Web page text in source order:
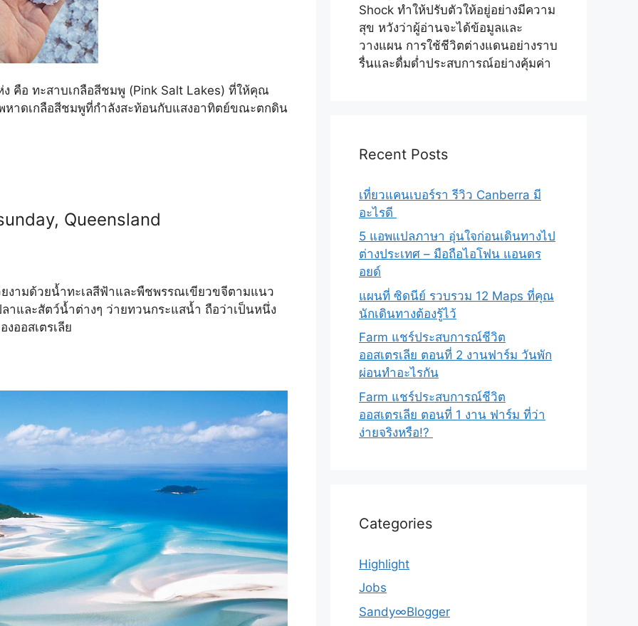
คือ ทะสาบเกลือสีชมพู (Pink Salt Lakes) ที่ให้คุณ
หาดเกลือสีชมพูที่กำลังสะท้อนกับแสงอาทิตย์ขณะตกดิน
Queensland
งามด้วยน้ำทะเลสีฟ้าและพืชพรรณเขียวขจีตามแนว
าและสัตว์น้ำต่างๆ ว่ายทวนกระแสน้ำ ถือว่าเป็นหนึ่ง
ออสเตรเลีย
Shock ทำให้ปรับตัวให้อยู่อย่างมีความ
สุข หวังว่าผู้อ่านจะได้ข้อมูลและ
วางแผน การใช้ชีวิตต่างแดนอย่างราบ
รื่นและดื่มด่ำประสบการณ์อย่างคุ้มค่า
Recent Posts
เที่ยวแคนเบอร์รา รีวิว Canberra มี
อะไรดี
5 แอพแปลภาษา อุ่นใจก่อนเดินทางไป
ต่างประเทศ – มือถือไอโฟน แอนดร
อยด์
แผนที่ ซิดนีย์ รวบรวม 12 Maps ที่คุณ
นักเดินทางต้องรู้ไว้
Farm แชร์ประสบการณ์ชีวิต
ออสเตรเลีย ตอนที่ 2 งานฟาร์ม วันพัก
ผ่อนทำอะไรกัน
Farm แชร์ประสบการณ์ชีวิต
ออสเตรเลีย ตอนที่ 1 งาน ฟาร์ม ที่ว่า
ง่ายจริงหรือ!?
Categories
Highlight
Jobs
Sandy∞Blogger